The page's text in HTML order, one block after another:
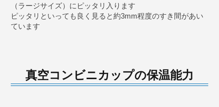
（ラージサイズ）にピッタリ入ります
ピッタリといっても良く見ると約3mm程度のすき間があい
ています
真空コンビニカップの保温能力